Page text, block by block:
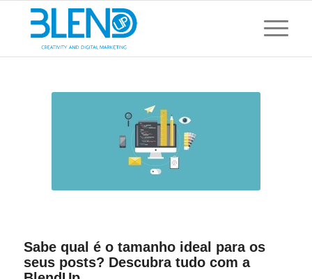
Sabe qual é o tamanho ideal para os
seus posts? Descubra tudo com a